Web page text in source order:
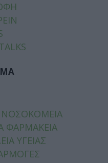
ΦΑΡΜΑΚΕΙΑ
ΥΓΕΙΑΣ